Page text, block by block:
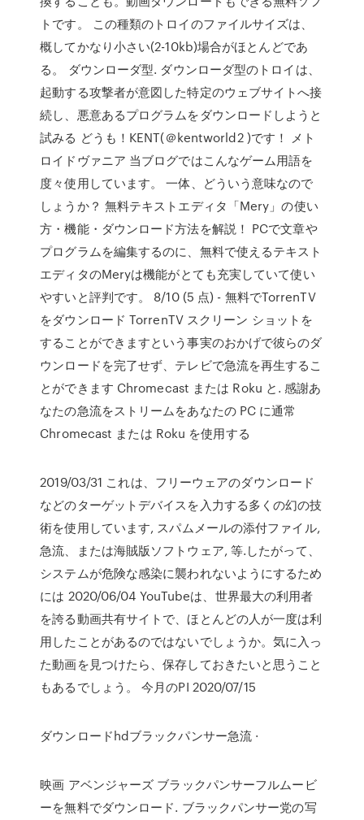
トです。 この種類のトロイのファイルサイズは、
概してかなり小さい(2-10kb)場合がほとんどであ
る。 ダウンローダ型. ダウンローダ型のトロイは、
起動する攻撃者が意図した特定のウェブサイトへ接
続し、悪意あるプログラムをダウンロードしようと
試みる どうも！KENT(＠kentworld2 )です！ メト
ロイドヴァニア 当ブログではこんなゲーム用語を
度々使用しています。 一体、どういう意味なので
しょうか？ 無料テキストエディタ「Mery」の使い
方・機能・ダウンロード方法を解説！ PCで文章や
プログラムを編集するのに、無料で使えるテキスト
エディタのMeryは機能がとても充実していて使い
やすいと評判です。 8/10 (5 点) - 無料でTorrenTV
をダウンロード TorrenTV スクリーン ショットを
することができますという事実のおかげで彼らのダ
ウンロードを完了せず、テレビで急流を再生するこ
とができます Chromecast または Roku と. 感謝あ
なたの急流をストリームをあなたの PC に通常
Chromecast または Roku を使用する
2019/03/31 これは、フリーウェアのダウンロード
などのターゲットデバイスを入力する多くの幻の技
術を使用しています, スパムメールの添付ファイル,
急流、または海賊版ソフトウェア, 等.したがって、
システムが危険な感染に襲われないようにするため
には 2020/06/04 YouTubeは、世界最大の利用者
を誇る動画共有サイトで、ほとんどの人が一度は利
用したことがあるのではないでしょうか。気に入っ
た動画を見つけたら、保存しておきたいと思うこと
もあるでしょう。 今月のPI 2020/07/15
ダウンロードhdブラックパンサー急流 ·
映画 アベンジャーズ ブラックパンサーフルムービ
ーを無料でダウンロード. ブラックパンサー党の写